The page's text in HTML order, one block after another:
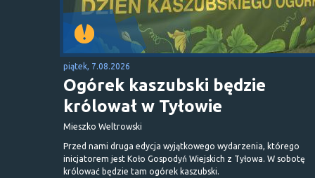
piątek, 7.08.2026
Ogórek kaszubski będzie
królował w Tyłowie
Mieszko Weltrowski
Przed nami druga edycja wyjątkowego wydarzenia, którego
inicjatorem jest Koło Gospodyń Wiejskich z Tyłowa. W sobotę
królować będzie tam ogórek kaszubski.